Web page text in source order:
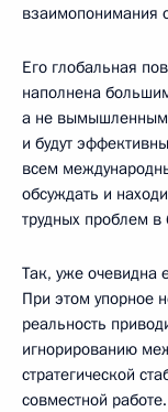
взаимопонимания
Его глобальная
наполнена
а не
и будут
всем
обсуждать и
трудных проблем
Так, уже очевидна
При этом упорное
реальность
игнорированию
стратегической
совместной работе.